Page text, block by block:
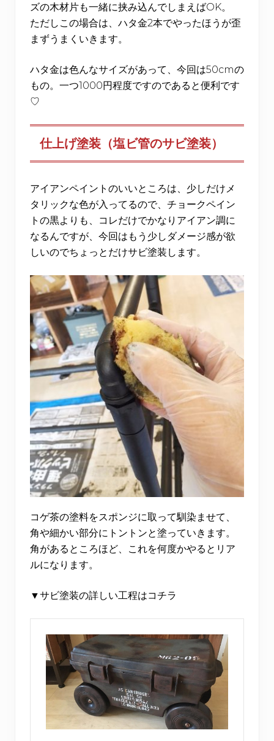
ズの木材片も一緒に挟み込んでしまえばOK。
ただしこの場合は、ハタ金2本でやったほうが歪
まずうまくいきます。
ハタ金は色んなサイズがあって、今回は50cmの
もの。一つ1000円程度ですのであると便利です
♡
仕上げ塗装（塩ビ管のサビ塗装）
アイアンペイントのいいところは、少しだけメ
タリックな色が入ってるので、チョークペイン
トの黒よりも、コレだけでかなりアイアン調に
なるんですが、今回はもう少しダメージ感が欲
しいのでちょっとだけサビ塗装します。
コゲ茶の塗料をスポンジに取って馴染ませて、
角や細かい部分にトントンと塗っていきます。
角があるところほど、これを何度かやるとリア
ルになります。
▼サビ塗装の詳しい工程はコチラ